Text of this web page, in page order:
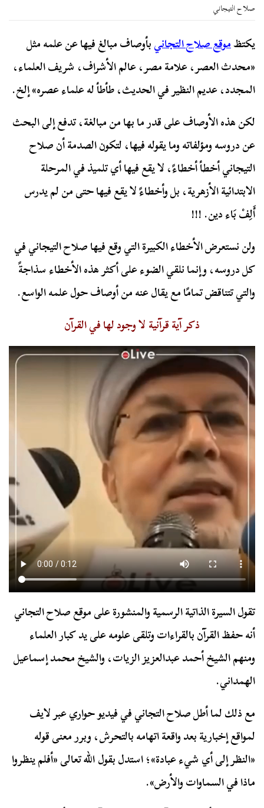
صلاح التيجاني
يكتظموقع صلاح التجانيبأوصاف مبالغ فيها عن علمه مثل
«محدث العصر، علامة مصر، عالم الأشراف، شريف العلماء،
المجدد، عديم النظير في الحديث، طأطأ له علماء عصره» إلخ.
لكن هذه الأوصاف على قدر ما بها من مبالغة، تدفع إلى البحث
عن دروسه ومؤلفاته وما يقوله فيها، لتكون الصدمة أن صلاح
التيجاني أخطأ أخطاءً، لا يقع فيها أي تلميذ في المرحلة
الابتدائية الأزهرية، بل وأخطاءً لا يقع فيها حتى من لم يدرس
أَلِفْ بَاء دين. !!!
ولن نستعرض الأخطاء الكبيرة التي وقع فيها صلاح التيجاني في
كل دروسه، وإنما نلقي الضوء على أكثر هذه الأخطاء سذاجةً
والتي تتناقض تمامًا مع يقال عنه من أوصاف حول علمه الواسع.
ذكر آية قرآنية لا وجود لها في القرآن
تقول السيرة الذاتية الرسمية والمنشورة على موقع صلاح التجاني
أنه حفظ القرآن بالقراءات وتلقى علومه على يد كبار العلماء
ومنهم الشيخ أحمد عبدالعزيز الزيات، والشيخ محمد إسماعيل
الهمداني.
مع ذلك لما أطل صلاح التجاني في فيديو حواري عبر لايف
لمواقع إخبارية بعد واقعة اتهامه بالتحرش، وبرر معنى قوله
«النظر إلى أي شيء عبادة»؛ استدل بقول الله تعالى «أفلم ينظروا
ماذا في السماوات والأرض».